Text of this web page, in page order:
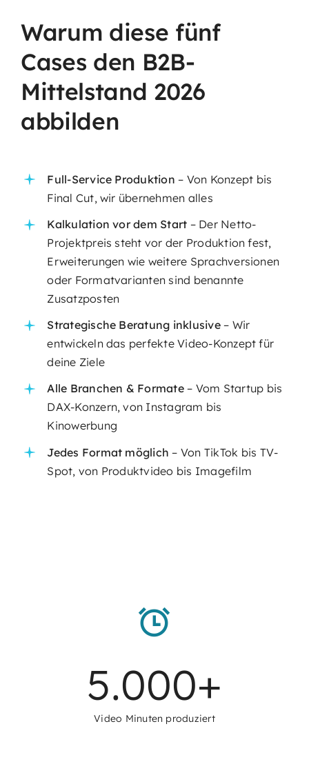
Warum diese fünf
Cases den B2B-
Mittelstand 2026
abbilden
Full-Service Produktion – Von Konzept bis
Final Cut, wir übernehmen alles
Kalkulation vor dem Start – Der Netto-
Projektpreis steht vor der Produktion fest,
Erweiterungen wie weitere Sprachversionen
oder Formatvarianten sind benannte
Zusatzposten
Strategische Beratung inklusive– Wir
entwickeln das perfekte Video-Konzept für
deine Ziele
Alle Branchen & Formate– Vom Startup bis
DAX-Konzern, von Instagram bis
Kinowerbung
Jedes Format möglich – Von TikTok bis TV-
Spot, von Produktvideo bis Imagefilm
5.000+
Video Minuten produziert